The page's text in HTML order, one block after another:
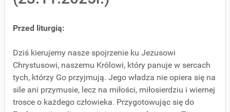
Przed liturgią:
Dziś kierujemy nasze spojrzenie ku Jezusowi
Chrystusowi, naszemu Królowi, który panuje w sercach
tych, którzy Go przyjmują. Jego władza nie opiera się na
sile ani przymusie, lecz na miłości, miłosierdziu i wiernej
trosce o każdego człowieka. Przygotowując się do